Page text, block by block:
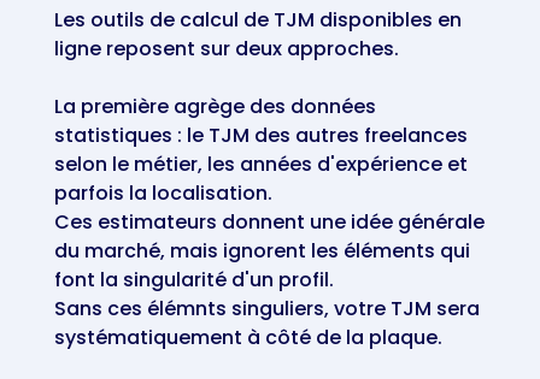
Les outils de calcul de TJM disponibles en
ligne reposent sur deux approches.
La première agrège des données
statistiques : le TJM des autres freelances
selon le métier, les années d'expérience et
parfois la localisation.
Ces estimateurs donnent une idée générale
du marché, mais ignorent les éléments qui
font la singularité d'un profil.
Sans ces élémnts singuliers, votre TJM sera
systématiquement à côté de la plaque.